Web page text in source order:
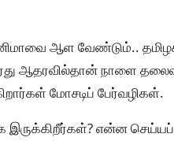
ஆள வேண்டும்..
ஆதரவில்தான் நாளை
மோசடிப் பேர்வழிகள்.
என்ன